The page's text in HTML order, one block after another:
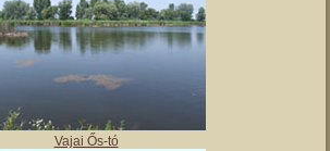
Kiskastély – Vaja szálláshely